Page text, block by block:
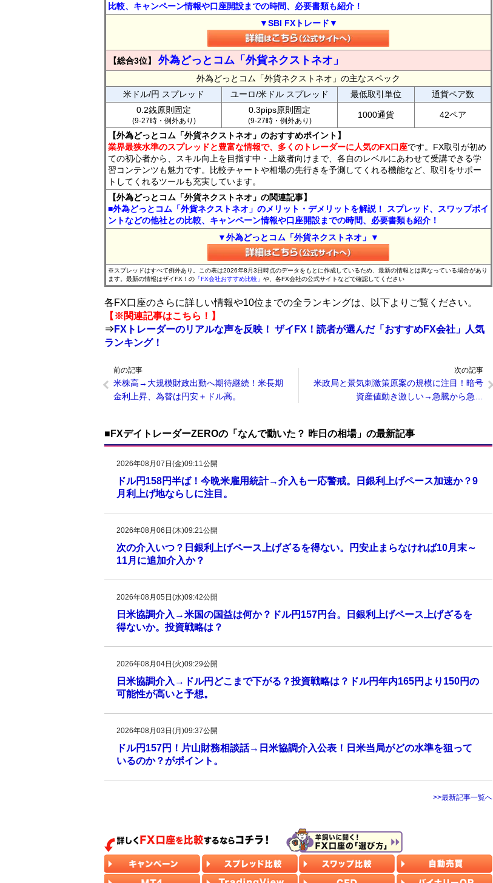
比較、キャンペーン情報や口座開設までの時間、必要書類も紹介！
▼SBI FXトレード▼
【総合3位】 外為どっとコム「外貨ネクストネオ」
外為どっとコム「外貨ネクストネオ」の主なスペック
米ドル/円 スプレッド
ユーロ/米ドル スプレッド 最低取引単位
通貨ペア数
0.2銭原則固定
(9-27時・例外あり)
0.3pips原則固定
(9-27時・例外あり)
1000通貨 42ペア
【外為どっとコム「外貨ネクストネオ」のおすすめポイント】
業界最狭水準のスプレッドと豊富な情報で、多くのトレーダーに人気のFX口座です。FX取引が初め
ての初心者から、スキル向上を目指す中・上級者向けまで、各自のレベルにあわせて受講できる学
習コンテンツも魅力です。比較チャートや相場の先行きを予測してくれる機能など、取引をサポー
トしてくれるツールも充実しています。
【外為どっとコム「外貨ネクストネオ」の関連記事】
■外為どっとコム「外貨ネクストネオ」のメリット・デメリットを解説！ スプレッド、スワップポイ
ントなどの他社との比較、キャンペーン情報や口座開設までの時間、必要書類も紹介！
▼外為どっとコム「外貨ネクストネオ」▼
※スプレッドはすべて例外あり。この表は2026年8月3日時点のデータをもとに作成しているため、最新の情報とは異なっている場合があり
ます。最新の情報はザイFX！の 「FX会社おすすめ比較」 や、各FX会社の公式サイトなどで確認してください
各FX口座のさらに詳しい情報や10位までの全ランキングは、以下よりご覧ください。
【※関連記事はこちら！】
⇒FXトレーダーのリアルな声を反映！ ザイFX！読者が選んだ「おすすめFX会社」人気
ランキング！
前の記事
米株高→大規模財政出動へ期待継続！米長期
金利上昇、為替は円安＋ドル高。
次の記事
米政局と景気刺激策原案の規模に注目！暗号
資産値動き激しい→急騰から急…
■FXデイトレーダーZEROの「なんで動いた？ 昨日の相場」の最新記事
2026年08月07日(金)09:11公開
ドル円158円半ば！今晩米雇用統計→介入も一応警戒。日銀利上げペース加速か？9
月利上げ地ならしに注目。
2026年08月06日(木)09:21公開
次の介入いつ？日銀利上げペース上げざるを得ない。円安止まらなければ10月末～
11月に追加介入か？
2026年08月05日(水)09:42公開
日米協調介入→米国の国益は何か？ドル円157円台。日銀利上げペース上げざるを
得ないか。投資戦略は？
2026年08月04日(火)09:29公開
日米協調介入→ドル円どこまで下がる？投資戦略は？ドル円年内165円より150円の
可能性が高いと予想。
2026年08月03日(月)09:37公開
ドル円157円！片山財務相談話→日米協調介入公表！日米当局がどの水準を狙って
いるのか？がポイント。
>>最新記事一覧へ